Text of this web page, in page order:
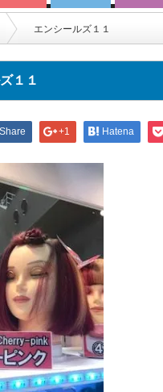
エンシールズ１１
１１
Share +1 Hatena